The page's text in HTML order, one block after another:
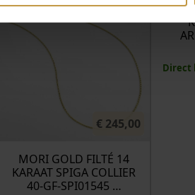
€245,00
MORI GOLD FILTÉ 14
KARAAT SPIGA COLLIER
40-GF-SPI01545 …
Direct